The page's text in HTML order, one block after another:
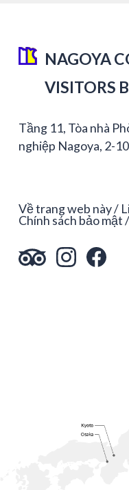
NAGOYA
VISITORS
Tầng 11, Tòa nhà
nghiệp Nagoya, 2-
Về trang web này
Chính sách bảo mật